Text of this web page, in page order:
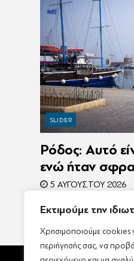
Εκτιμούμε την
Χρησιμοποιούμε cookies
περιήγησής σας, να
SLIDER
Ρόδος: Αυτό
ενώ ήταν
λειτουργούσε
συνιδιοκτήτρια
5 ΑΥΓΟΎΣΤΟΥ 2026